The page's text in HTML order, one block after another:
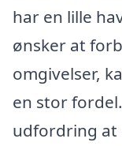
har en lille
ønsker at
omgivelser,
en stor
udfordring at